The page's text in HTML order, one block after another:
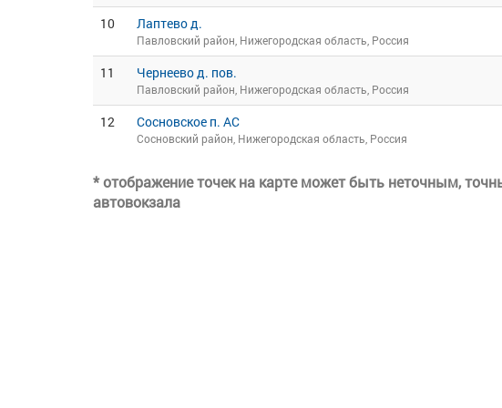
10 Лаптево д.
Павловский район, Нижегородская область, Россия
11 Чернеево д. пов.
Павловский район, Нижегородская область, Россия
12 Сосновское п. АС
Сосновский район, Нижегородская область, Россия
* отображение точек на карте может быть неточным,
автовокзала